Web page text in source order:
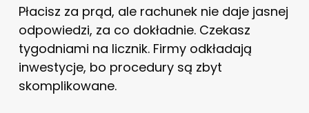
Płacisz za prąd, ale rachunek nie daje jasnej
odpowiedzi, za co dokładnie. Czekasz
tygodniami na licznik. Firmy odkładają
inwestycje, bo procedury są zbyt
skomplikowane.